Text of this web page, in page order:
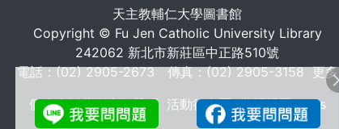
天主教輔仁大學圖書館
Copyright © Fu Jen Catholic University Library
242062 新北市新莊區中正路510號
電話：(02) 2905-2673 傳真：(02) 2905-3158更多
個人資料蒐集告知聲明 活動行事曆 常問問題 FAQs